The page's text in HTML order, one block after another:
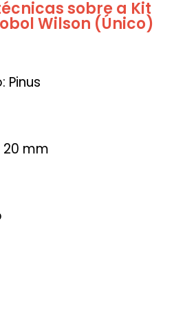
sobre a Kit
Wilson (Único)
Pinus
20 mm